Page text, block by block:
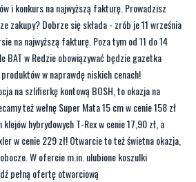
i konkurs na najwyższą fakturę. Prowadzisz
zakupy? Dobrze się składa - zrób je 11 września
na najwyższą fakturę. Poza tym od 11 do 14
BAT w Redzie obowiązywać będzie gazetka
w naprawdę niskich cenach!
na szlifierkę kontową BOSH, to okazja na
też wełnę Super Mata 15 cm w cenie 158 zł
hybrydowych T-Rex w cenie 17,90 zł, a
w cenie 229 zł! Otwarcie to też świetna okazja,
W ofercie m.in. ulubione koszulki
pełną ofertę otwarciową